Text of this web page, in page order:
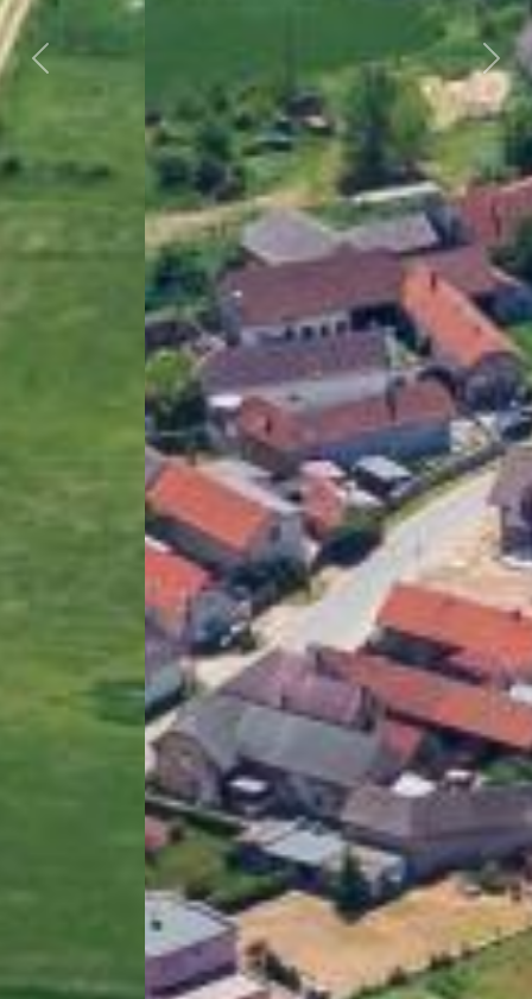
Předchozí Další